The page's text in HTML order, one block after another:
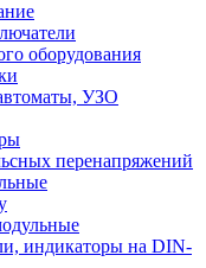
оборудования
УЗО
перенапряжений
индикаторы на DIN-